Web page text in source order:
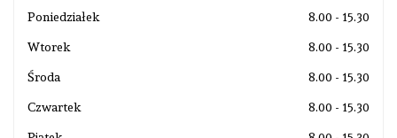
Poniedziałek 8.00 - 15.30
Wtorek 8.00 - 15.30
Środa 8.00 - 15.30
Czwartek 8.00 - 15.30